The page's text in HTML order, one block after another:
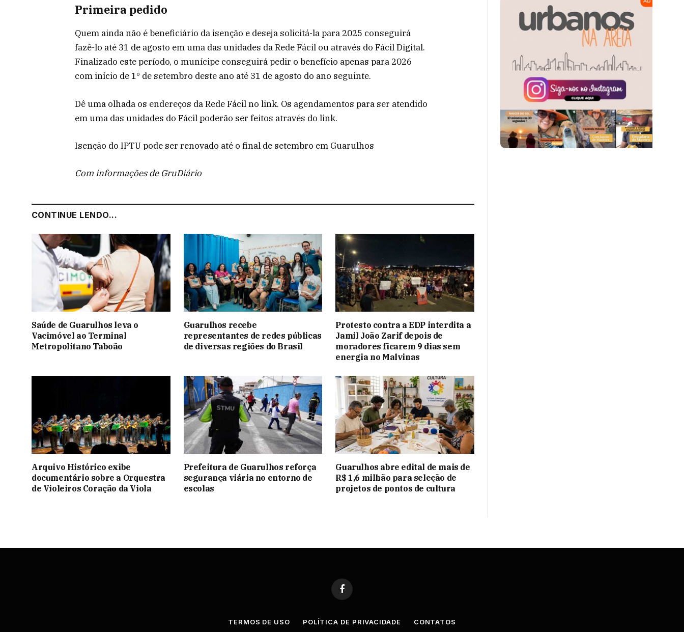
Primeira pedido
Quem ainda não é beneficiário da isenção e deseja solicitá-la para 2025 conseguirá
fazê-lo até 31 de agosto em uma das unidades da Rede Fácil ou através do Fácil Digital.
Finalizado este período, o munícipe conseguirá pedir o benefício apenas para 2026
com início de 1º de setembro deste ano até 31 de agosto do ano seguinte.
Dê uma olhada os endereços da Rede Fácil no link. Os agendamentos para ser atendido
em uma das unidades do Fácil poderão ser feitos através do link.
Isenção do IPTU pode ser renovado até o final de setembro em Guarulhos
Com informações de GruDiário
CONTINUE LENDO...
Saúde de Guarulhos leva o
Vacimóvel ao Terminal
Metropolitano Taboão
Guarulhos recebe
representantes de redes públicas
de diversas regiões do Brasil
Protesto contra a EDP interdita a
Jamil João Zarif depois de
moradores ficarem 9 dias sem
energia no Malvinas
Arquivo Histórico exibe
documentário sobre a Orquestra
de Violeiros Coração da Viola
Prefeitura de Guarulhos reforça
segurança viária no entorno de
escolas
Guarulhos abre edital de mais de
R$ 1,6 milhão para seleção de
projetos de pontos de cultura
Facebook
TERMOS DE USO POLÍTICA DE PRIVACIDADE CONTATOS